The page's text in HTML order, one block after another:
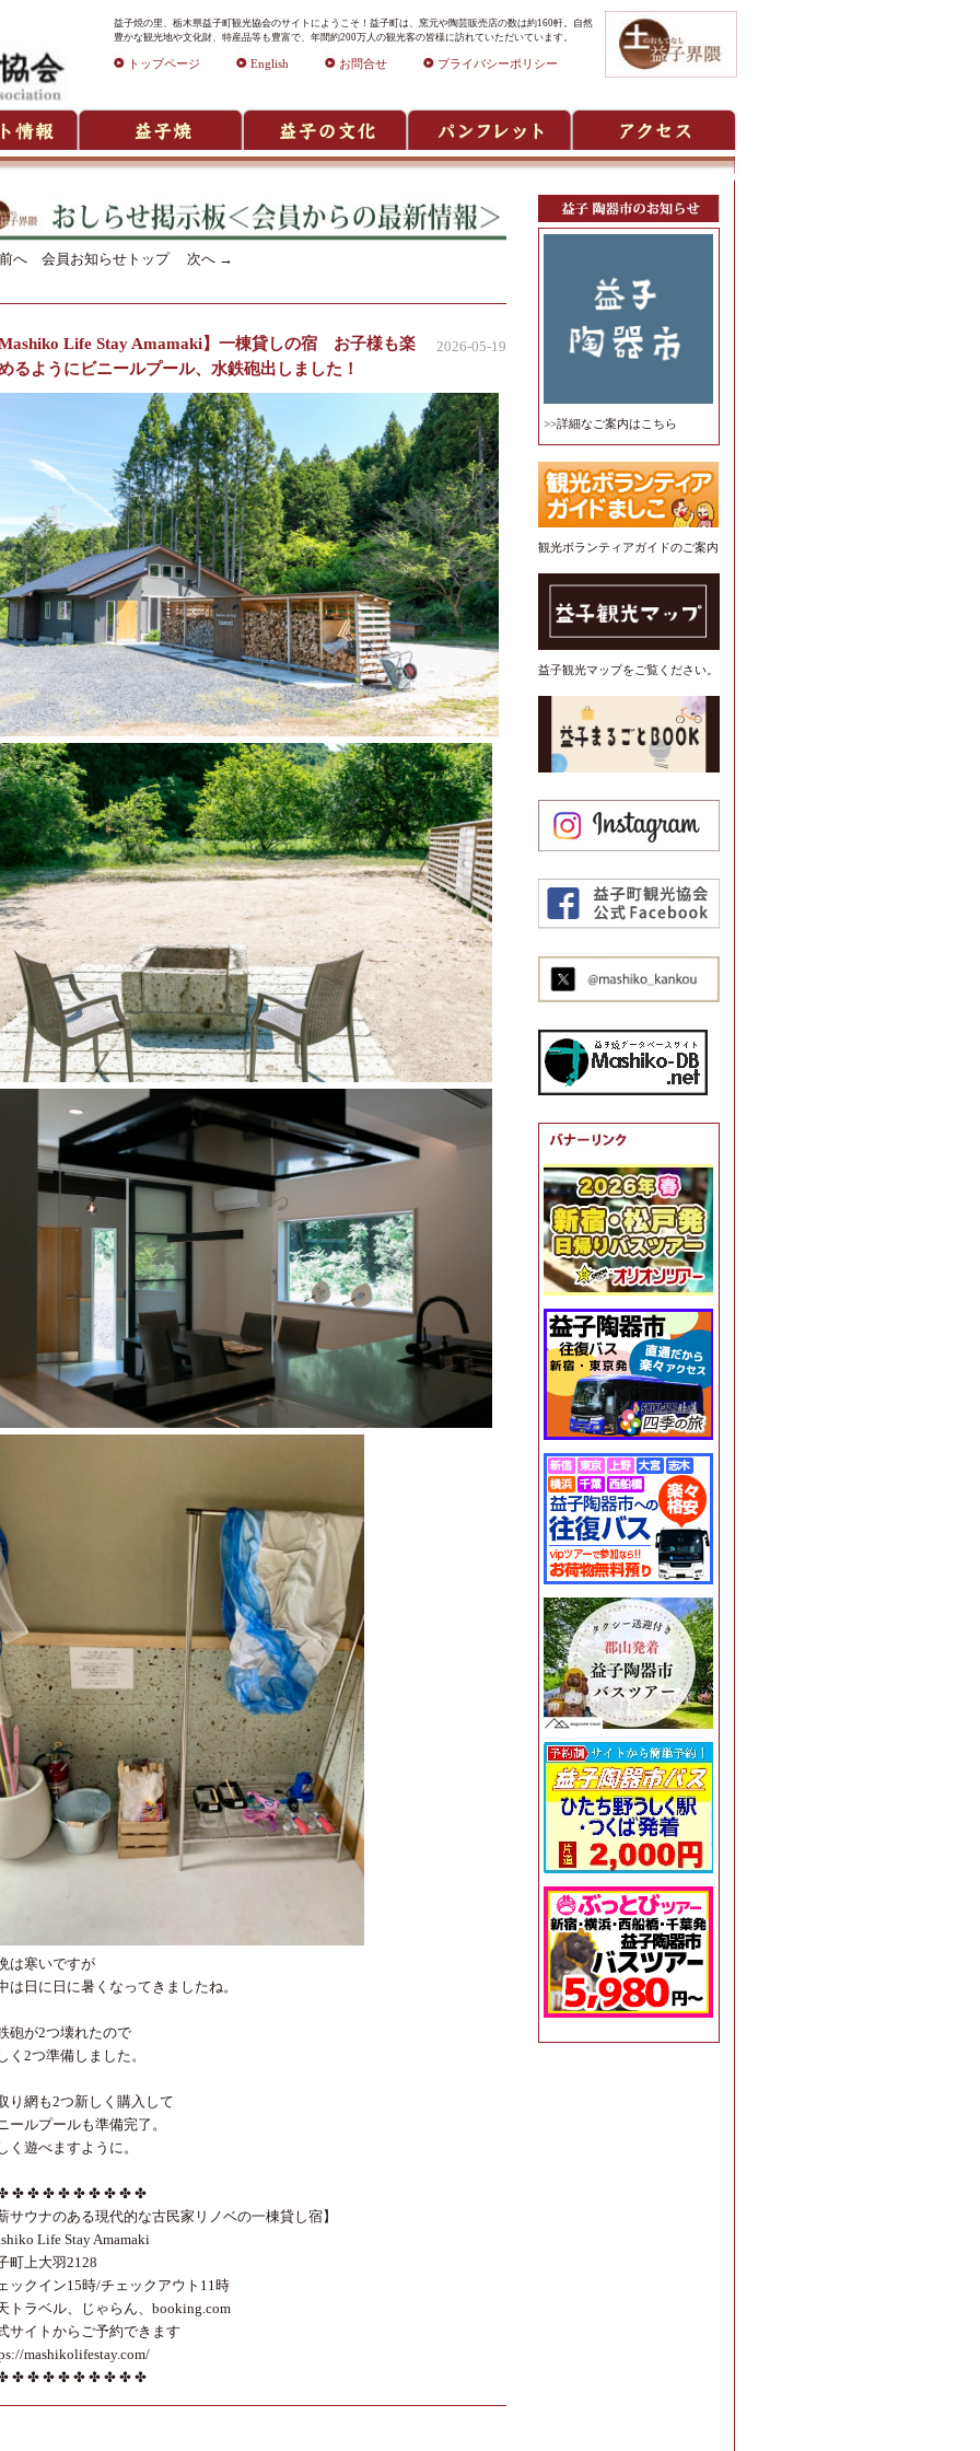
益子焼の里、栃木県益子町観光協会のサイトにようこそ！益子町は、窯元や陶芸販売店の数は約160軒。自然
豊かな観光地や文化財、特産品等も豊富で、年間約200万人の観光客の皆様に訪れていただいています。
トップページ English お問合せ プライバシーポリシー
へ 会員お知らせトップ 次へ →
Life Stay Amamaki】一棟貸しの宿 お子様も楽
るようにビニールプール、水鉄砲出しました！
2026-05-19
は寒いですが
は日に日に暑くなってきましたね。
砲が2つ壊れたので
く2つ準備しました。
り網も2つ新しく購入して
ールプールも準備完了。
く遊べますように。
✤ ✤ ✤ ✤ ✤ ✤ ✤ ✤ ✤
サウナのある現代的な古民家リノベの一棟貸し宿】
Life Stay Amamaki
町上大羽2128
ックイン15時/チェックアウト11時
トラベル、じゃらん、booking.com
サイトからご予約できます
mashikolifestay.com/
✤ ✤ ✤ ✤ ✤ ✤ ✤ ✤ ✤
>>詳細なご案内はこちら
観光ボランティアガイドのご案内
益子観光マップをご覧ください。